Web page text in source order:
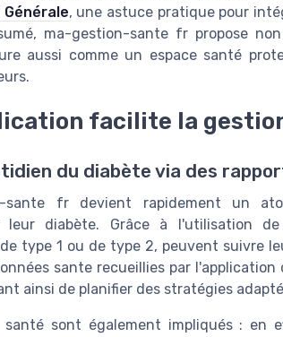
, une astuce pratique pour
ma-gestion-sante fr propose
aussi comme un espace santé
facilite la
du diabète via des
sante fr devient rapidement un
leur diabète. Grâce à l'utilisation
type 1 ou de type 2, peuvent suivre
sante recueillies par
ainsi de planifier des stratégies
santé sont également impliqués : en